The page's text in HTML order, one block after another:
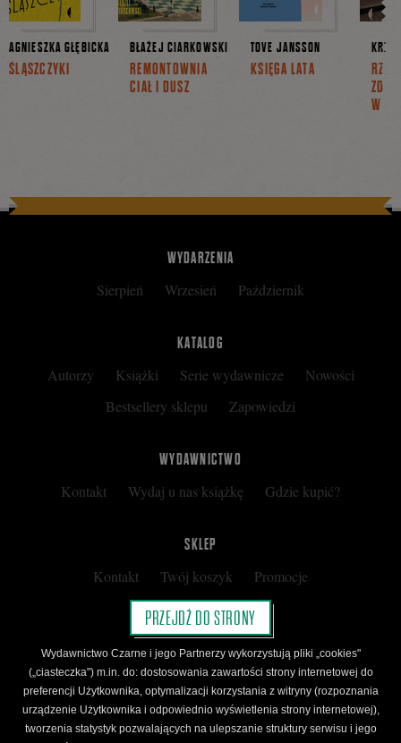
AGNIESZKA GŁĘBICKA
ŚLĄSZCZYKI
BŁAŻEJ CIARKOWSKI
REMONTOWNIA
CIAŁ I DUSZ
TOVE JANSSON
KSIĘGA LATA
W
WYDARZENIA
Sierpień Wrzesień Październik
KATALOG
Autorzy Książki Serie wydawnicze
Nowości
Bestsellery sklepu
Zapowiedzi
WYDAWNICTWO
Kontakt Wydaj u nas książkę Gdzie kupić?
SKLEP
Kontakt Twój koszyk
Promocje
Kup kartę podarunkową
Nota prawna
Regulamin
Polityka prywatności
Regulamin Klubu Czarnego
Regulamin Karty Podarunkowej
PRZEJDŹ DO STRONY
Wydawnictwo Czarne i jego Partnerzy wykorzystują pliki „cookies"
(„ciasteczka") m.in. do: dostosowania zawartości strony internetowej do
preferencji Użytkownika, optymalizacji korzystania z witryny (rozpoznania
urządzenie Użytkownika i odpowiednio wyświetlenia strony internetowej),
tworzenia statystyk pozwalających na ulepszanie struktury serwisu i jego